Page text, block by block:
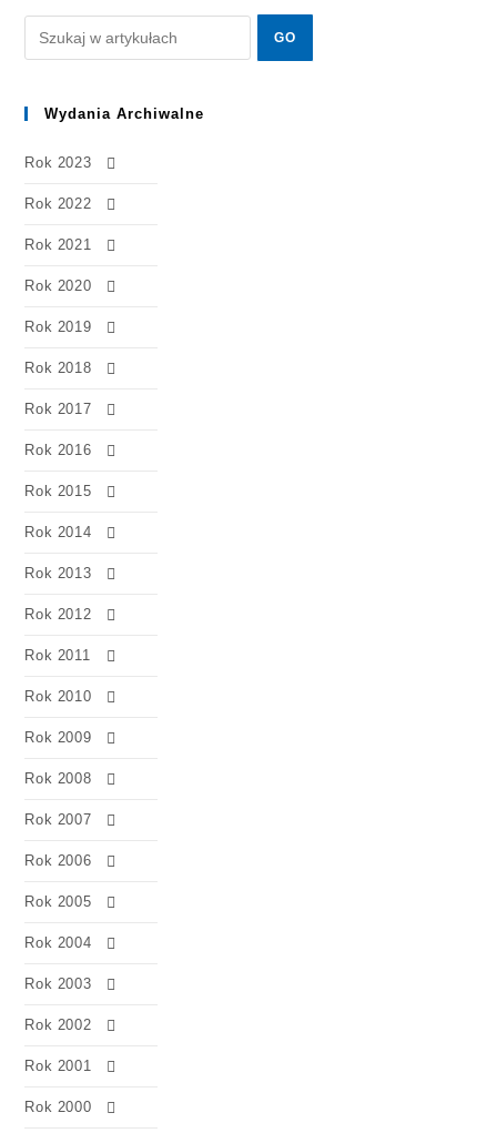
Wydania Archiwalne
Rok 2023
Rok 2022
Rok 2021
Rok 2020
Rok 2019
Rok 2018
Rok 2017
Rok 2016
Rok 2015
Rok 2014
Rok 2013
Rok 2012
Rok 2011
Rok 2010
Rok 2009
Rok 2008
Rok 2007
Rok 2006
Rok 2005
Rok 2004
Rok 2003
Rok 2002
Rok 2001
Rok 2000